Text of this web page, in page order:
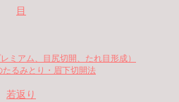
目
ミアム、目尻切開、たれ目形成）
るみとり・眉下切開法
若返り